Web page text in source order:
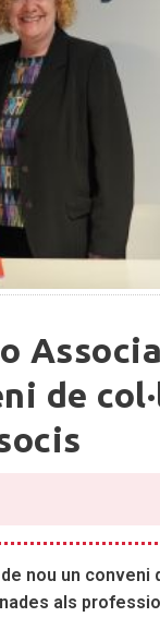
de
nou un conveni
als